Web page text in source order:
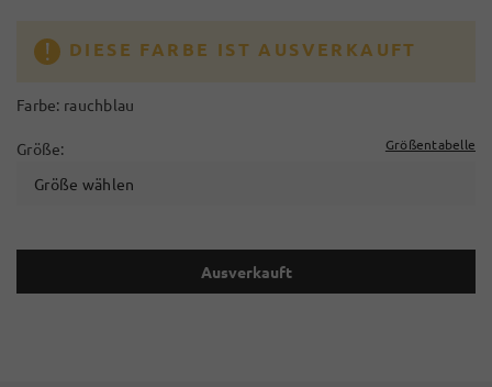
DIESE FARBE IST AUSVERKAUFT
Farbe: rauchblau
Größe: Größentabelle
Größe wählen
Ausverkauft